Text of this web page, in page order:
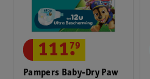
Pampers Baby-Dry Paw
111.
79